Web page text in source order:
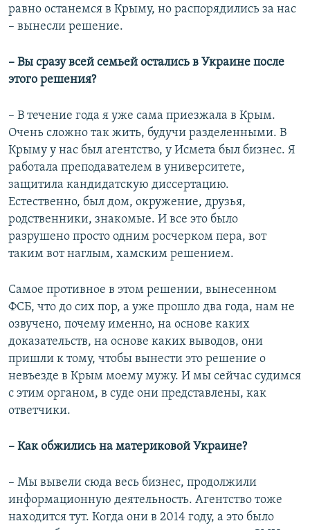
равно останемся в Крыму, но распорядились за нас
– вынесли решение.
– Вы сразу всей семьей остались в Украине после
этого решения?
– В течение года я уже сама приезжала в Крым.
Очень сложно так жить, будучи разделенными. В
Крыму у нас был агентство, у Исмета был бизнес. Я
работала преподавателем в университете,
защитила кандидатскую диссертацию.
Естественно, был дом, окружение, друзья,
родственники, знакомые. И все это было
разрушено просто одним росчерком пера, вот
таким вот наглым, хамским решением.
Самое противное в этом решении, вынесенном
ФСБ, что до сих пор, а уже прошло два года, нам не
озвучено, почему именно, на основе каких
доказательств, на основе каких выводов, они
пришли к тому, чтобы вынести это решение о
невъезде в Крым моему мужу. И мы сейчас судимся
с этим органом, в суде они представлены, как
ответчики.
– Как обжились на материковой Украине?
– Мы вывели сюда весь бизнес, продолжили
информационную деятельность. Агентство тоже
находится тут. Когда они в 2014 году, а это было